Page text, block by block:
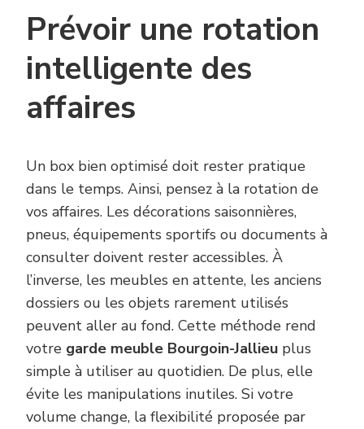
Prévoir une rotation
intelligente des
affaires
Un box bien optimisé doit rester pratique
dans le temps. Ainsi, pensez à la rotation de
vos affaires. Les décorations saisonnières,
pneus, équipements sportifs ou documents à
consulter doivent rester accessibles. À
l’inverse, les meubles en attente, les anciens
dossiers ou les objets rarement utilisés
peuvent aller au fond. Cette méthode rend
votre garde meuble Bourgoin-Jallieu plus
simple à utiliser au quotidien. De plus, elle
évite les manipulations inutiles. Si votre
volume change, la flexibilité proposée par